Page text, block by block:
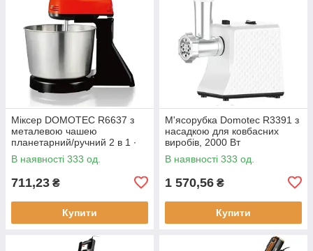
Міксер DOMOTEC R6637 з
металевою чашею
планетарний/ручний 2 в 1 ∙
Червоний/білий/
помаранчевий
В наявності 333 од.
711,23 ₴
Купити
М'ясорубка Domotec R3391 з
насадкою для ковбасних
виробів, 2000 Вт
В наявності 333 од.
1 570,56 ₴
Купити